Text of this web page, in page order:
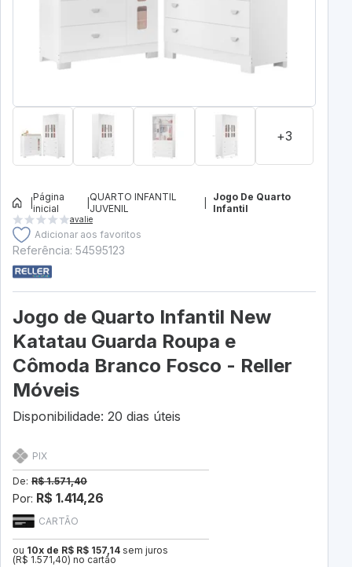
+3
|Página
inicial
QUARTO INFANTIL
JUVENIL
Jogo De Quarto
Infantil
avalie
Adicionar aos favoritos
Referência: 54595123
Jogo de Quarto Infantil New
Katatau Guarda Roupa e
Cômoda Branco Fosco - Reller
Móveis
Disponibilidade: 20 dias úteis
CARTÃO
ou 10x de R$ R$ 157,14 sem juros
(R$ 1.571,40) no cartão
PIX
De: R$ 1.571,40
Por: R$ 1.414,26